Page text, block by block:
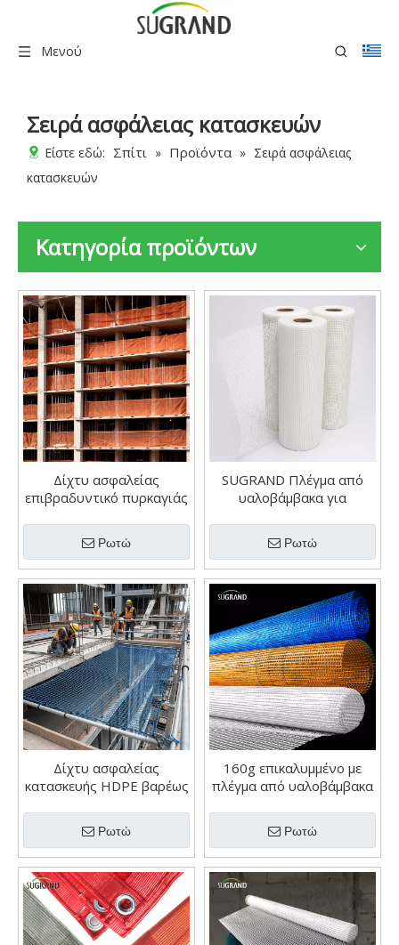
Μενού
Σειρά ασφάλειας κατασκευών
Είστε εδώ: Σπίτι » Προϊόντα » Σειρά ασφάλειας
κατασκευών
Κατηγορία προϊόντων
Δίχτυ ασφαλείας
επιβραδυντικό πυρκαγιάς
Ρωτώ
SUGRAND Πλέγμα από
υαλοβάμβακα για
Ρωτώ
Δίχτυ ασφαλείας
κατασκευής HDPE βαρέως
Ρωτώ
160g επικαλυμμένο με
πλέγμα από υαλοβάμβακα
Ρωτώ